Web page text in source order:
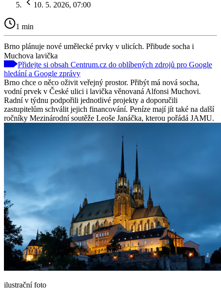
10. 5. 2026, 07:00
1 min
Brno plánuje nové umělecké prvky v ulicích. Přibude socha i
Muchova lavička
Přidejte si obsah Centrum.cz do oblíbených zdrojů pro Google
hledání a Google zprávy
Brno chce o něco oživit veřejný prostor. Přibýt má nová socha,
vodní prvek v České ulici i lavička věnovaná Alfonsi Muchovi.
Radní v týdnu podpořili jednotlivé projekty a doporučili
zastupitelům schválit jejich financování. Peníze mají jít také na další
ročníky Mezinárodní soutěže Leoše Janáčka, kterou pořádá JAMU.
ilustrační foto